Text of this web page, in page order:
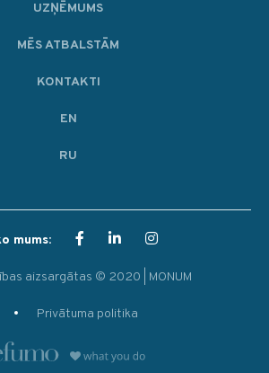
UZŅĒMUMS
MĒS ATBALSTĀM
KONTAKTI
EN
RU
aizsargātas © 2020 | MONUM
Privātuma politika
mums: